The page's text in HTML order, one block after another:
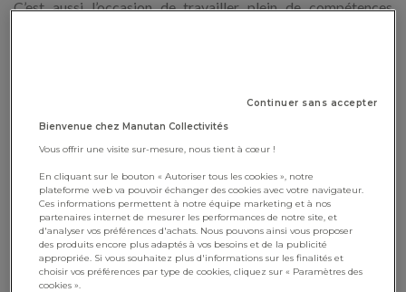
C’est aussi l’occasion de travailler plein de compétences
Étape 1 : Observer, écouter,
récolter les idées
Avant de tout transformer, commencez par faire un petit
diagnostic avec vos élèves. Ce qu’ils aiment, ce qui manque, ce
qui pose problème… Vous pouvez organiser des temps de
Continuer sans accepter
Bienvenue chez Manutan Collectivités
Vous offrir une visite sur-mesure, nous tient à cœur !
En cliquant sur le bouton « Autoriser tous les cookies », notre
plateforme web va pouvoir échanger des cookies avec votre navigateur.
Ces informations permettent à notre équipe marketing et à nos
partenaires internet de mesurer les performances de notre site, et
d'analyser vos préférences d'achats. Nous pouvons ainsi vous proposer
des produits encore plus adaptés à vos besoins et de la publicité
appropriée. Si vous souhaitez plus d'informations sur les finalités et
choisir vos préférences par type de cookies, cliquez sur « Paramètres des
cookies ».